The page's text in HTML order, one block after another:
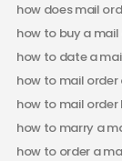
how does mail
how to buy a
how to date a
how to mail order
how to mail order
how to marry a
how to order a